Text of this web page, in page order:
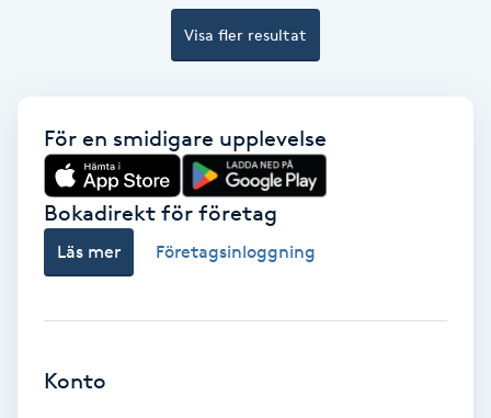
Fillers
Fotmassage
Fotvård
Visa fler resultat
För en smidigare upplevelse
Bokadirekt för företag
Läs mer Företagsinloggning
Konto